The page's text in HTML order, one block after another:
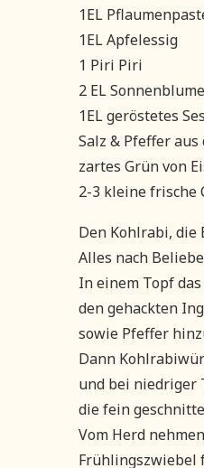
1EL
1EL Apfelessig
1 Piri Piri
2 EL
1EL geröstetes
Salz & Pfeffer
zartes Grün von
2-3 kleine frische
Den Kohlrabi, die
Alles nach
In einem Topf
den gehackten
sowie Pfeffer
Dann
und bei niedriger
die fein
Vom Herd
Frühlingszwiebel